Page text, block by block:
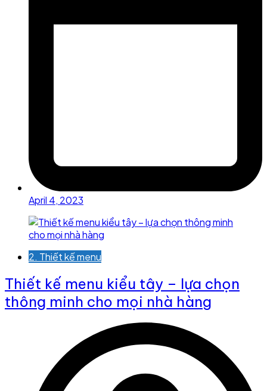
April 4, 2023
2. Thiết kế menu
Thiết kế menu kiểu tây – lựa chọn
thông minh cho mọi nhà hàng